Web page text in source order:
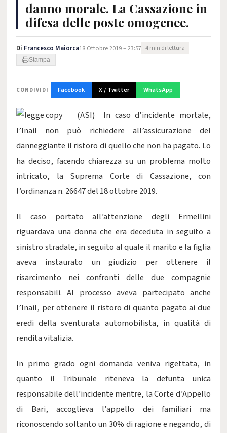
danno morale. La Cassazione in
difesa delle poste omogenee.
Di Francesco Maiorca18 Ottobre 2019 – 23:57 4 min di lettura
Stampa
CONDIVIDI Facebook X / Twitter WhatsApp
(ASI) In caso d’incidente mortale,
l’Inail non può richiedere all’assicurazione del
danneggiante il ristoro di quello che non ha pagato. Lo
ha deciso, facendo chiarezza su un problema molto
intricato, la Suprema Corte di Cassazione, con
l’ordinanza n. 26647 del 18 ottobre 2019.
Il caso portato all’attenzione degli Ermellini
riguardava una donna che era deceduta in seguito a
sinistro stradale, in seguito al quale il marito e la figlia
aveva instaurato un giudizio per ottenere il
risarcimento nei confronti delle due compagnie
responsabili. Al processo aveva partecipato anche
l’Inail, per ottenere il ristoro di quanto pagato ai due
eredi della sventurata automobilista, in qualità di
rendita vitalizia.
In primo grado ogni domanda veniva rigettata, in
quanto il Tribunale riteneva la defunta unica
responsabile dell’incidente mentre, la Corte d’Appello
di Bari, accoglieva l’appello dei familiari ma
riconoscendo soltanto un 30% di ragione e negando, di